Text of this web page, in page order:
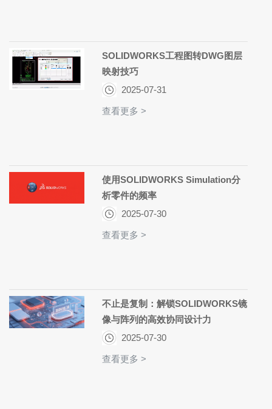
SOLIDWORKS工程图转DWG图层
映射技巧
2025-07-31
查看更多 >
使用SOLIDWORKS Simulation分
析零件的频率
2025-07-30
查看更多 >
不止是复制：解锁SOLIDWORKS镜
像与阵列的高效协同设计力
2025-07-30
查看更多 >